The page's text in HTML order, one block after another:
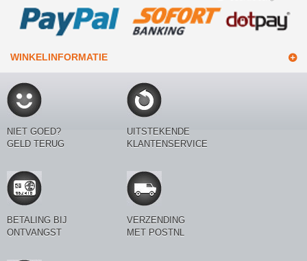
WINKELINFORMATIE
NIET GOED?
GELD TERUG
UITSTEKENDE
KLANTENSERVICE
BETALING BIJ
ONTVANGST
VERZENDING
MET POSTNL